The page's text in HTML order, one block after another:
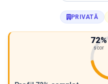
PRIVATĂ
72%
scor